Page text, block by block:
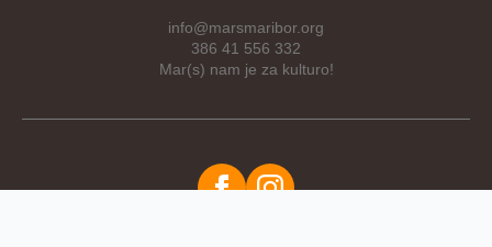
info@marsmaribor.org
386 41 556 332
Mar(s) nam je za kulturo!